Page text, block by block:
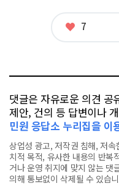
좋
7
댓글은 자유로운 의견 공
제안, 건의 등 답변이나
민원 응답소 누리집을 이
상업성 광고, 저작권 침해, 저
치적 목적, 유사한 내용의 반복
거나 운영 취지에 맞지 않는 댓
의해 통보없이 삭제될 수 있습